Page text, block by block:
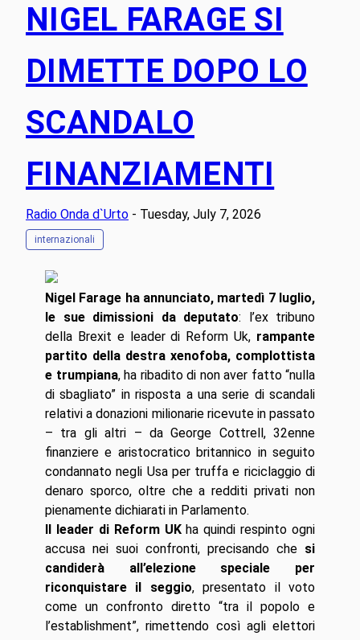
NIGEL FARAGE SI
DIMETTE DOPO LO
SCANDALO
FINANZIAMENTI
Radio Onda d`Urto - Tuesday, July 7, 2026
internazionali
Nigel Farage ha annunciato, martedì 7 luglio,
le sue dimissioni da deputato: l’ex tribuno
della Brexit e leader di Reform Uk, rampante
partito della destra xenofoba, complottista
e trumpiana, ha ribadito di non aver fatto “nulla
di sbagliato” in risposta a una serie di scandali
relativi a donazioni milionarie ricevute in passato
– tra gli altri – da George Cottrell, 32enne
finanziere e aristocratico britannico in seguito
condannato negli Usa per truffa e riciclaggio di
denaro sporco, oltre che a redditi privati non
pienamente dichiarati in Parlamento.
Il leader di Reform UKha quindi respinto ogni
accusa nei suoi confronti, precisando che si
candiderà all’elezione speciale per
riconquistare il seggio, presentato il voto
come un confronto diretto “tra il popolo e
l’establishment”, rimettendo così agli elettori